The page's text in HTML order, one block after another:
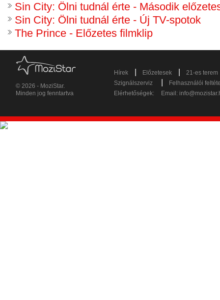
Sin City: Ölni tudnál érte - Második
Sin City: Ölni tudnál érte - Új TV-spotok
The Prince - Előzetes filmklip
© 2026 - MoziStar.
Minden jog fenntartva
Hírek Előzetesek
21-es terem
Szignálszerviz
Felhasználói
Elérhetőségek:
Email: